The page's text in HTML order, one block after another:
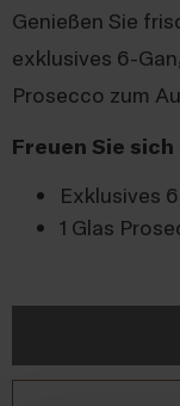
Genießen Sie
exklusives 6-
Prosecco zum
Freuen Sie sich
Exklusives
1 Glas